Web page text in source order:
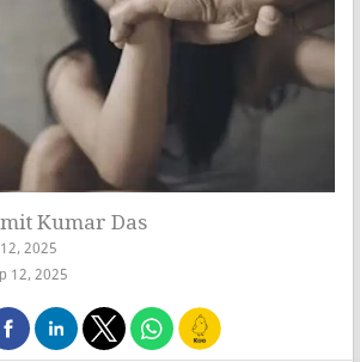
Kumar Das
2025
12, 2025